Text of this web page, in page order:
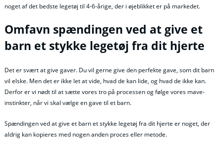
noget af det bedste legetøj til 4-6-årige, der i øjeblikket er på markedet.
Omfavn spændingen ved at give et
barn et stykke legetøj fra dit hjerte
Det er svært at give gaver. Du vil gerne give den perfekte gave, som dit barn
vil elske. Men det er ikke let at vide, hvad de kan lide, og hvad de ikke kan.
Derfor er vi nødt til at sætte vores tro på processen og følge vores mave-
instinkter, når vi skal vælge en gave til et barn.
Spændingen ved at give et barn et stykke legetøj fra dit hjerte er noget, der
aldrig kan kopieres med nogen anden proces eller metode.